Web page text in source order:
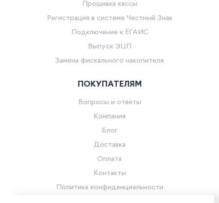
Прошивка кассы
Регистрация в системе Честный Знак
Подключение к ЕГАИС
Выпуск ЭЦП
Замена фискального накопителя
ПОКУПАТЕЛЯМ
Вопросы и ответы
Компания
Блог
Доставка
Оплата
Контакты
Политика конфиденциальности